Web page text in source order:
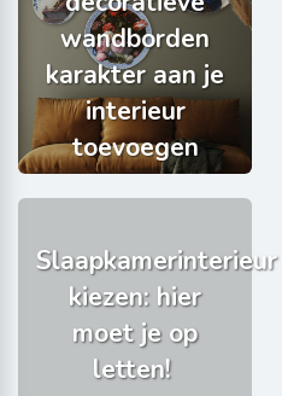
wandborden
karakter aan je
interieur
toevoegen
Slaapkamerinterieur
kiezen: hier
moet je op
letten!